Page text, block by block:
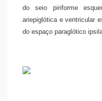
do seio piriforme
ariepiglótica e ventricular
do espaço paraglótico